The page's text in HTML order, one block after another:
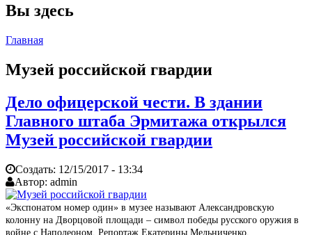
Вы здесь
Главная
Музей российской гвардии
Дело офицерской чести. В здании
Главного штаба Эрмитажа открылся
Музей российской гвардии
Создать: 12/15/2017 - 13:34
Автор: admin
«Экспонатом номер один» в музее называют Александровскую
колонну на Дворцовой площади ‒ символ победы русского оружия в
войне с Наполеоном. Репортаж Екатерины Мельниченко.